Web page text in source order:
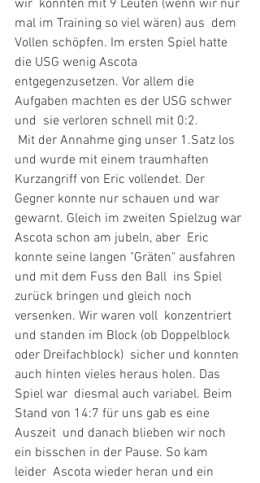
wir  konnten mit 9 Leuten (wenn wir nur
mal im Training so viel wären) aus  dem
Vollen schöpfen. Im ersten Spiel hatte
die USG wenig Ascota
entgegenzusetzen. Vor allem die
Aufgaben machten es der USG schwer
und  sie verloren schnell mit 0:2.
und wurde mit einem traumhaften
Kurzangriff von Eric vollendet. Der
Gegner konnte nur schauen und war
gewarnt. Gleich im zweiten Spielzug war
Ascota schon am jubeln, aber  Eric
konnte seine langen "Gräten" ausfahren
und mit dem Fuss den Ball  ins Spiel
zurück bringen und gleich noch
versenken. Wir waren voll  konzentriert
und standen im Block (ob Doppelblock
oder Dreifachblock)  sicher und konnten
auch hinten vieles heraus holen. Das
Spiel war  diesmal auch variabel. Beim
Stand von 14:7 für uns gab es eine
Auszeit  und danach blieben wir noch
ein bisschen in der Pause. So kam
leider  Ascota wieder heran und ein